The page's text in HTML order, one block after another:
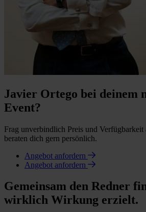
Javier Ortego bei deinem
Event?
Frag unverbindlich Preis und Verfügbarkeit
beraten dich gern persönlich.
Angebot anfordern
Angebot anfordern
Gemeinsam den Redner
wirklich Wirkung erzielt.